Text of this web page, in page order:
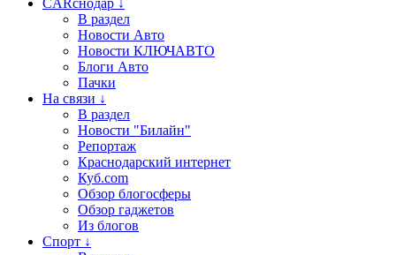
CARснодар ↓
В раздел
Новости Авто
Новости КЛЮЧАВТО
Блоги Авто
Пачки
На связи ↓
В раздел
Новости "Билайн"
Репортаж
Краснодарский интернет
Куб.com
Обзор блогосферы
Обзор гаджетов
Из блогов
Спорт ↓